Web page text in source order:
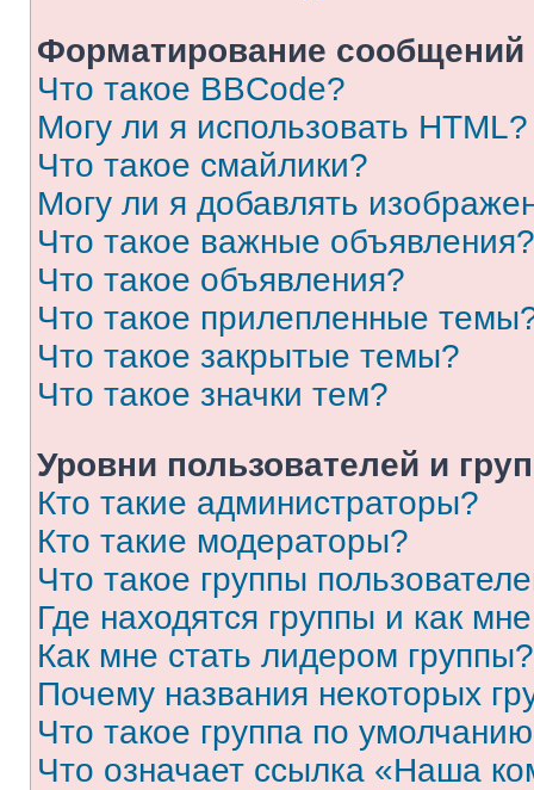
Форматирование
Что такое BBCode?
Могу ли я использовать HTML?
Что такое смайлики?
Могу ли я добавлять
Что такое важные объявления?
Что такое объявления?
Что такое прилепленные
Что такое закрытые темы?
Что такое значки тем?
Уровни пользователей и
Кто такие администраторы?
Кто такие модераторы?
Что такое группы
Где находятся группы и как
Как мне стать лидером группы?
Почему названия некоторых
Что такое группа по
Что означает ссылка «Наша